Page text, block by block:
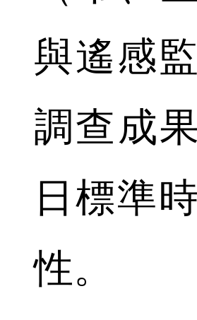
與遙感
調查成
日標準
性。